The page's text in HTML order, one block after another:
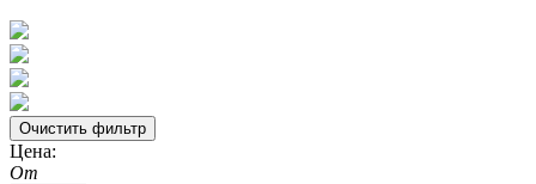
Цена:
От